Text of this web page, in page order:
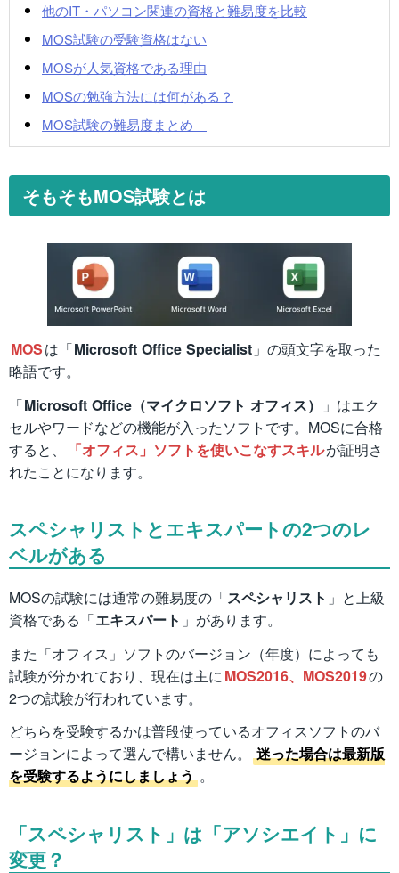
他のIT・パソコン関連の資格と難易度を比較
MOS試験の受験資格はない
MOSが人気資格である理由
MOSの勉強方法には何がある？
MOS試験の難易度まとめ
そもそもMOS試験とは
MOSは「Microsoft Office Specialist 」の頭文字を取った
略語です。
「Microsoft Office（マイクロソフト オフィス）
」はエク
セルやワードなどの機能が入ったソフトです。MOSに合格
すると、
「オフィス」ソフトを使いこなすスキルが証明さ
れたことになります。
スペシャリストとエキスパートの2つのレ
ベルがある
MOSの試験には通常の難易度の「スペシャリスト 」と上級
資格である「エキスパート 」があります。
また「オフィス」ソフトのバージョン（年度）によっても
試験が分かれており、現在は主にMOS2016、MOS2019の
2つの試験が行われています。
どちらを受験するかは普段使っているオフィスソフトのバ
ージョンによって選んで構いません。
迷った場合は最新版
を受験するようにしましょう 。
「スペシャリスト」は「アソシエイト」に
変更？